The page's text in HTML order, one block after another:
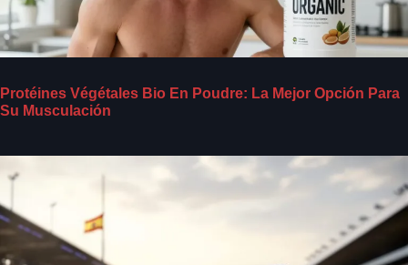
Protéines Végétales Bio En Poudre: La Mejor Opción Para
Su Musculación